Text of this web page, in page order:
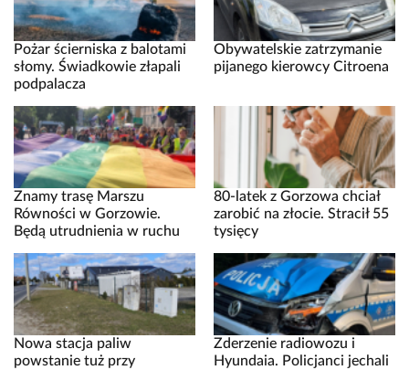
Pożar ścierniska z balotami
słomy. Świadkowie złapali
podpalacza
Obywatelskie zatrzymanie
pijanego kierowcy Citroena
Znamy trasę Marszu
Równości w Gorzowie.
Będą utrudnienia w ruchu
80-latek z Gorzowa chciał
zarobić na złocie. Stracił 55
tysięcy
Nowa stacja paliw
powstanie tuż przy
Zderzenie radiowozu i
Hyundaia. Policjanci jechali